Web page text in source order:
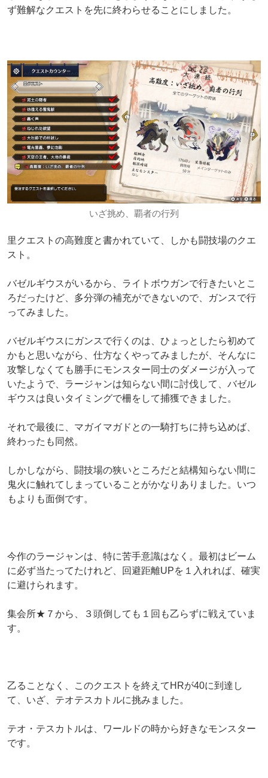
ず難解なクエストを先に終わらせることにしました。
いざ挑め、覇者の行列
里クエストの高難度と書かれていて、しかも闘技場のクエ
スト。
バゼルギウスがいるから、ライトボウガンで行きたいとこ
ろだったけど、多分弾の補充ができないので、ガンスで行
ってみました。
バゼルギウスにガンスで行くのは、ひょっとしたら初めて
かもと思いながら、仕方なくやってみましたが、そんなに
攻撃しなくても勝手にモンスター同士のダメージが入って
いたようで、ラージャンは知らない間に討伐して、バゼル
ギウスは良いタイミングで柵をして捕獲できました。
それで最後に、マガイマガドとの一騎打ちに持ち込めば、
終わったも同然。
しかしながら、闘技場の狭いところだと結構知らない間に
鬼火に触れてしまっていることがかなりありました。いつ
もよりも面倒です。
今作のラージャンは、特に苦手意識はなく。最初はビーム
に必ず当たってたけれど、回避距離UPを１入れれば、確実
に避けられます。
集会所★７から、３頭倒しても１回も乙らずに戦えていま
す。
乙ることなく、このクエストを終えてHRが40に到達し
て、いざ、テオテスカトルに挑みました。
テオ・テスカトルは、ワールドの時から好きなモンスター
です。